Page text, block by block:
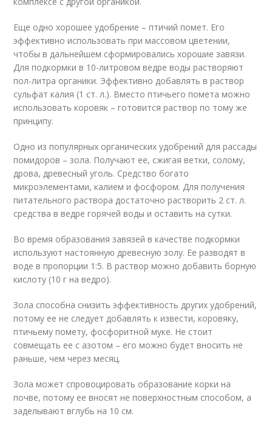
Еще одно хорошее удобрение – птичий помет. Его
эффективно использовать при массовом цветении,
чтобы в дальнейшем сформировались хорошие завязи.
Для подкормки в 10-литровом ведре воды растворяют
пол-литра органики. Эффективно добавлять в раствор
сульфат калия (1 ст. л.). Вместо птичьего помета можно
использовать коровяк – готовится раствор по тому же
принципу.
Одно из популярных органических удобрений для рассады
помидоров – зола. Получают ее, сжигая ветки, солому,
дрова, древесный уголь. Средство богато
микроэлементами, калием и фосфором. Для получения
питательного раствора достаточно растворить 2 ст. л.
средства в ведре горячей воды и оставить на сутки.
Во время образования завязей в качестве подкормки
используют настоянную древесную золу. Ее разводят в
воде в пропорции 1:5. В раствор можно добавить борную
кислоту (10 г на ведро).
Зола способна снизить эффективность других удобрений,
потому ее не следует добавлять к извести, коровяку,
птичьему помету, фосфоритной муке. Не стоит
совмещать ее с азотом – его можно будет вносить не
раньше, чем через месяц.
Зола может спровоцировать образование корки на
почве, потому ее вносят не поверхностным способом, а
заделывают вглубь на 10 см.